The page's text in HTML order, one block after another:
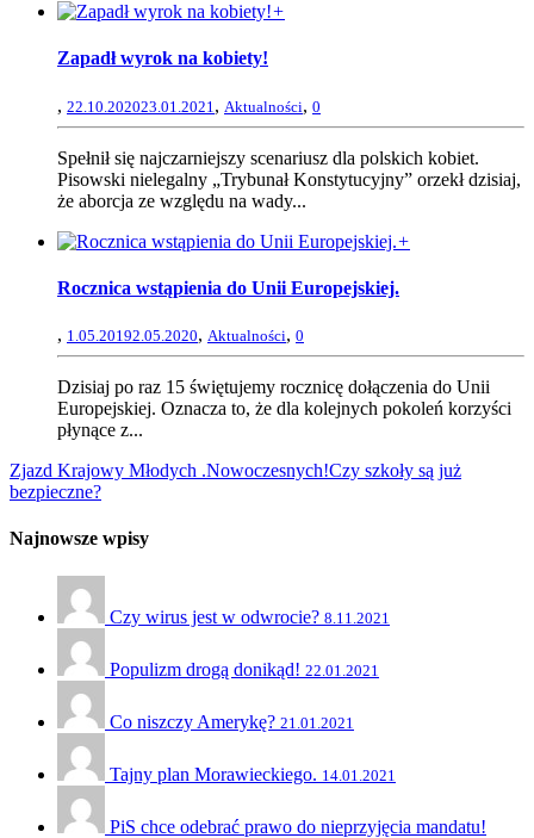
+
Zapadł wyrok na kobiety!
, 22.10.202023.01.2021 , Aktualności, 0
Spełnił się najczarniejszy scenariusz dla polskich kobiet.
Pisowski nielegalny „Trybunał Konstytucyjny” orzekł dzisiaj,
że aborcja ze względu na wady...
+
Rocznica wstąpienia do Unii Europejskiej.
, 1.05.20192.05.2020, Aktualności, 0
Dzisiaj po raz 15 świętujemy rocznicę dołączenia do Unii
Europejskiej. Oznacza to, że dla kolejnych pokoleń korzyści
płynące z...
Zjazd Krajowy Młodych .Nowoczesnych!Czy szkoły są już
bezpieczne?
Najnowsze wpisy
Czy wirus jest w odwrocie? 8.11.2021
Populizm drogą donikąd! 22.01.2021
Co niszczy Amerykę? 21.01.2021
Tajny plan Morawieckiego. 14.01.2021
PiS chce odebrać prawo do nieprzyjęcia mandatu!